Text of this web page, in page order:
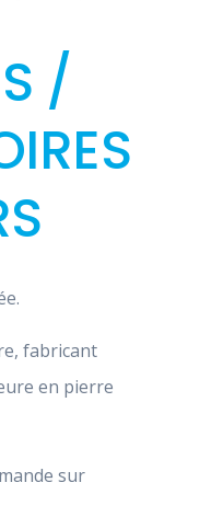
/
fabricant
en pierre
sur